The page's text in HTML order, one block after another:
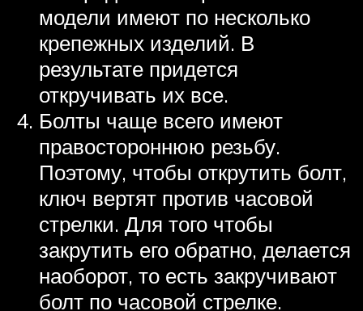
модели имеют по несколько
крепежных изделий. В
результате придется
откручивать их все.
Болты чаще всего имеют
правостороннюю резьбу.
Поэтому, чтобы открутить болт,
ключ вертят против часовой
стрелки. Для того чтобы
закрутить его обратно, делается
наоборот, то есть закручивают
болт по часовой стрелке.